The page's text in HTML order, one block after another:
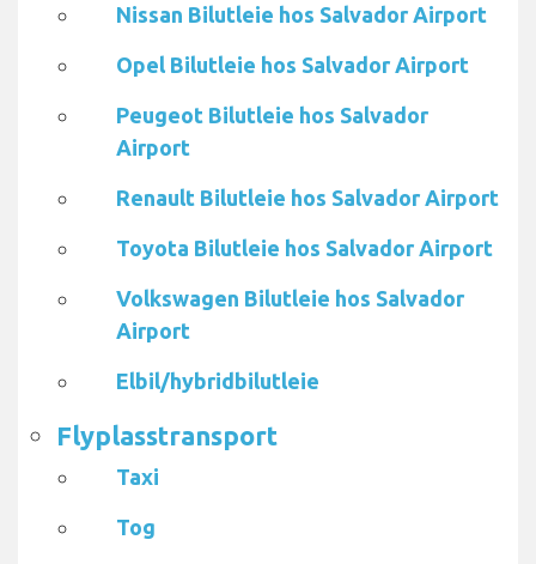
Nissan Bilutleie hos Salvador Airport
Opel Bilutleie hos Salvador Airport
Peugeot Bilutleie hos Salvador
Airport
Renault Bilutleie hos Salvador Airport
Toyota Bilutleie hos Salvador Airport
Volkswagen Bilutleie hos Salvador
Airport
Elbil/hybridbilutleie
Flyplasstransport
Taxi
Tog